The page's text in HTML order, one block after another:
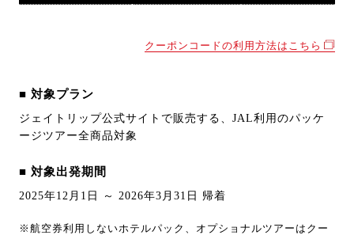
クーポンコードの利用方法はこちら
■ 対象プラン
ジェイトリップ公式サイトで販売する、JAL利用のパッケ
ージツアー全商品対象
■ 対象出発期間
2025年12月1日 ～ 2026年3月31日 帰着
※航空券利用しないホテルパック、オプショナルツアーはクー